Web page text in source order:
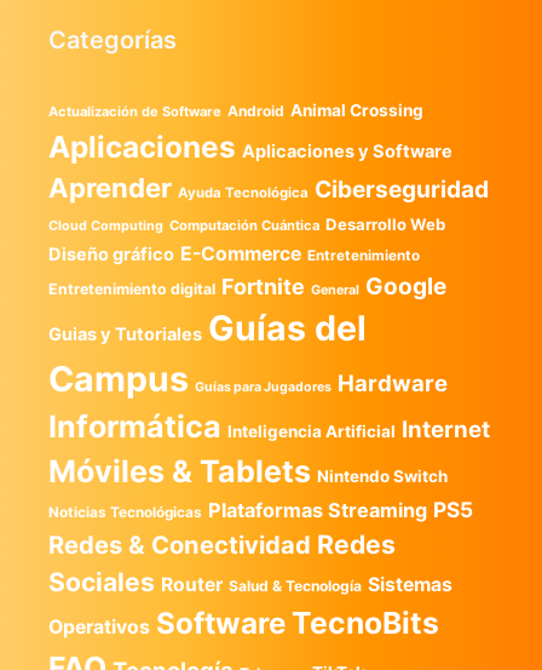
Categorías
Actualización de Software Android Animal Crossing
Aplicaciones Aplicaciones y Software
Aprender Ayuda Tecnológica Ciberseguridad
Cloud Computing Computación Cuántica Desarrollo Web
Diseño gráfico E-Commerce Entretenimiento
Entretenimiento digital Fortnite General Google
Guias y Tutoriales Guías del
Campus Guías para Jugadores Hardware
Informática Inteligencia Artificial Internet
Móviles & Tablets Nintendo Switch
Noticias Tecnológicas Plataformas Streaming PS5
Redes & Conectividad Redes
Sociales Router Salud & Tecnología Sistemas
Operativos SoftwareTecnoBits